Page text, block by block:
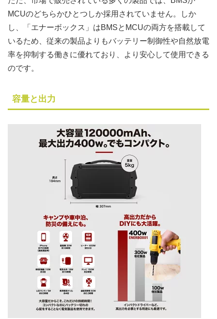
MCUのどちらかひとつしか採用されていません。しか
し、「エナーボックス」はBMSとMCUの両方を搭載して
いるため、従来の製品よりもバッテリー制御性や自然放電
率を抑制する働きに優れており、より安心して使用できる
のです。
容量と出力